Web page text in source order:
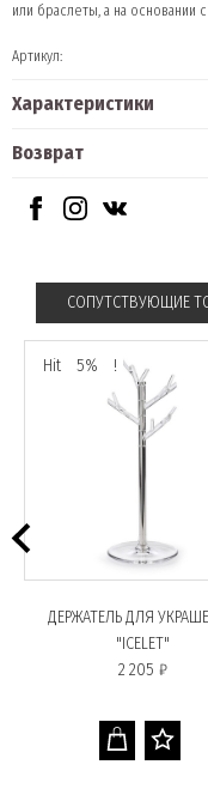
или браслеты, а на основании
Артикул:
Характеристики
Возврат
СОПУТСТВУЮЩИЕ
Hit 5% !
ДЕРЖАТЕЛЬ ДЛЯ
"ICELET"
2 205 ₽